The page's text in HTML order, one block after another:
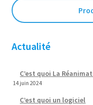
Actualité
C’est quoi La
14 juin 2024
C’est quoi un logiciel